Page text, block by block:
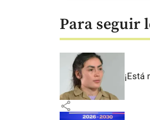
Para seguir
¡Está
share